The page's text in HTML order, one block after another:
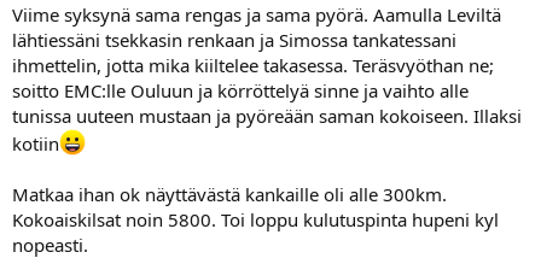
Viime syksynä sama rengas ja sama pyörä. Aamulla Leviltä
lähtiessäni tsekkasin renkaan ja Simossa tankatessani
ihmettelin, jotta mika kiiltelee takasessa. Teräsvyöthan ne;
soitto EMC:lle Ouluun ja körröttelyä sinne ja vaihto alle
tunissa uuteen mustaan ja pyöreään saman kokoiseen. Illaksi
kotiin
Matkaa ihan ok näyttävästä kankaille oli alle 300km.
Kokoaiskilsat noin 5800. Toi loppu kulutuspinta hupeni kyl
nopeasti.